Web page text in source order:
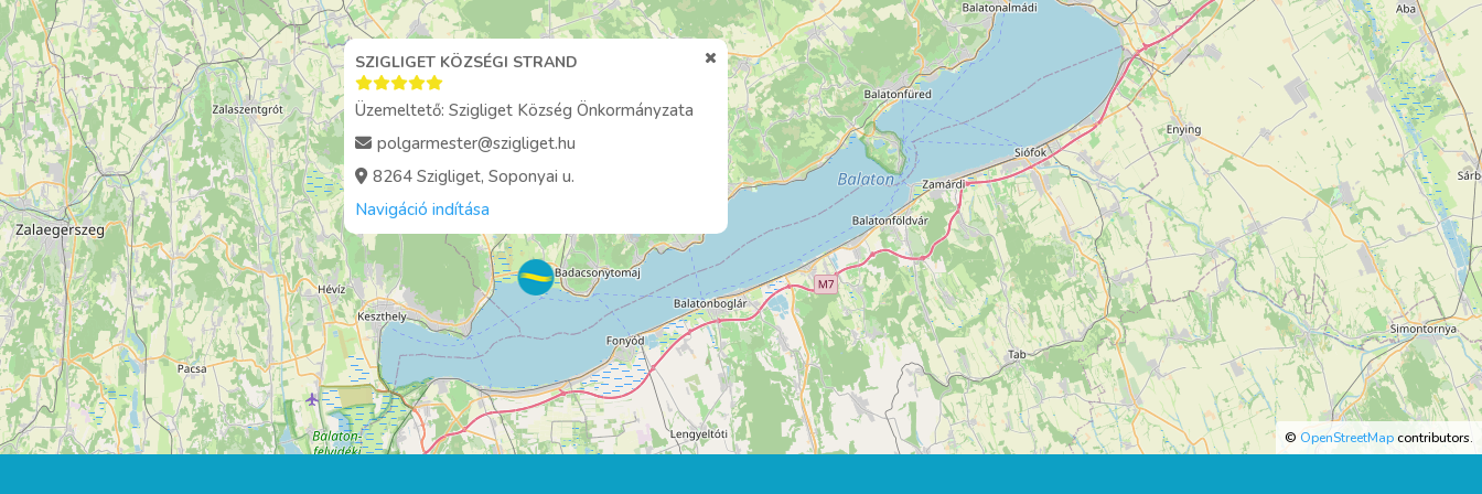
SZIGLIGET KÖZSÉGI STRAND
Üzemeltető: Szigliget Község Önkormányzata
polgarmester@szigliget.hu
8264 Szigliget, Soponyai u.
Navigáció indítása
© OpenStreetMapcontributors.